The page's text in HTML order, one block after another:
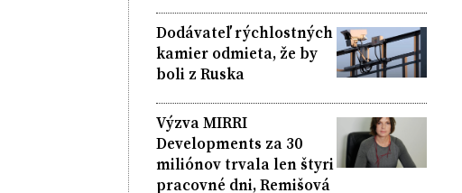
Dodávateľ rýchlostných
kamier odmieta, že by
boli z Ruska
Výzva MIRRI
Developments za 30
miliónov trvala len štyri
pracovné dni, Remišová